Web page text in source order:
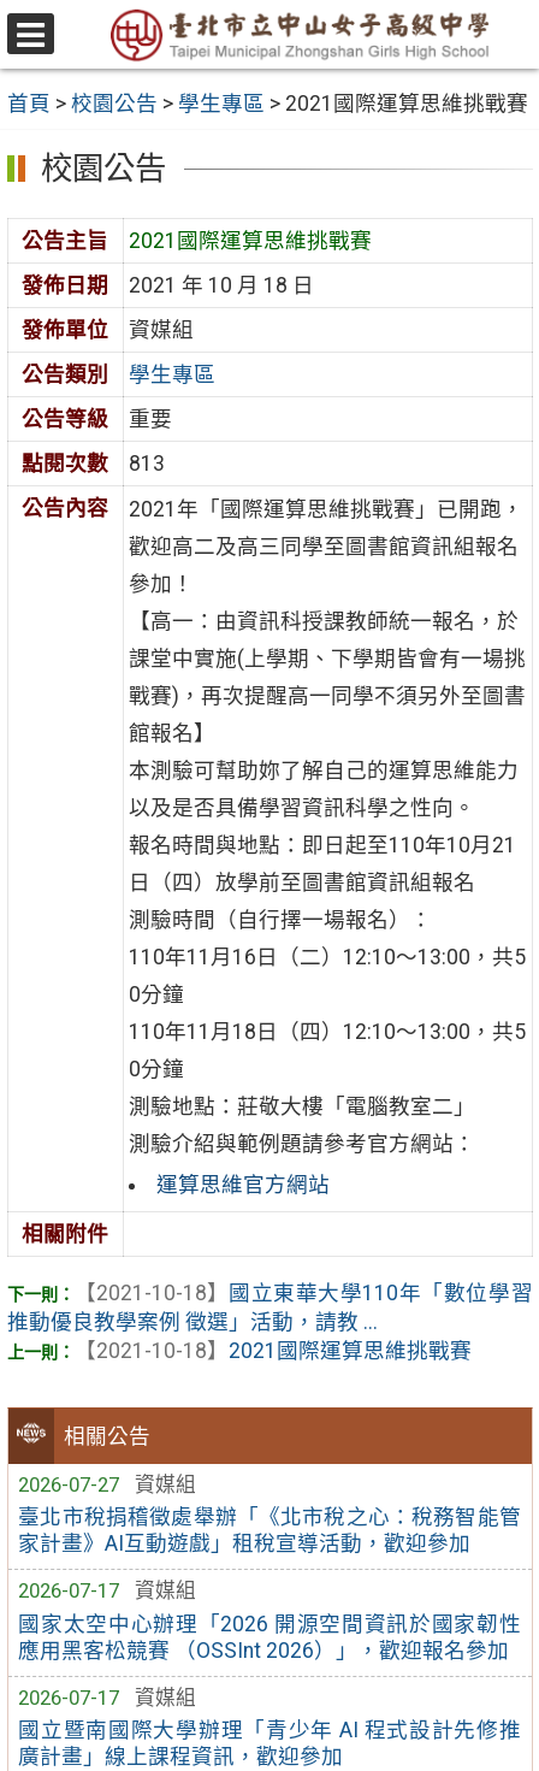
跳
至
要
內
容
區
選
單
首頁 > 校園公告 > 學生專區 > 2021國際運算思維挑戰賽
相關公告
2026-07-27
資媒組
臺北市稅捐稽徵處舉辦「《北市稅之心：稅務智能管
家計畫》AI互動遊戲」租稅宣導活動，歡迎參加
2026-07-17
資媒組
國家太空中心辦理「2026 開源空間資訊於國家韌性
應用黑客松競賽 （OSSInt 2026）」，歡迎報名參加
2026-07-17
資媒組
國立暨南國際大學辦理「青少年 AI 程式設計先修推
廣計畫」線上課程資訊，歡迎參加
校園公告
公告主旨
2021國際運算思維挑戰賽
發佈日期
2021 年 10 月 18 日
發佈單位
資媒組
公告類別
學生專區
公告等級
重要
點閱次數
813
公告內容
2021年「國際運算思維挑戰賽」已開跑，
歡迎高二及高三同學至圖書館資訊組報名
參加！
【高一：由資訊科授課教師統一報名，於
課堂中實施(上學期、下學期皆會有一場挑
戰賽)，再次提醒高一同學不須另外至圖書
館報名】
本測驗可幫助妳了解自己的運算思維能力
以及是否具備學習資訊科學之性向。
報名時間與地點：即日起至110年10月21
日（四）放學前至圖書館資訊組報名
測驗時間（自行擇一場報名）：
110年11月16日（二）12:10～13:00，共5
0分鐘
110年11月18日（四）12:10～13:00，共5
0分鐘
測驗地點：莊敬大樓「電腦教室二」
測驗介紹與範例題請參考官方網站：
運算思維官方網站
相關附件
【2021-10-18】
國立東華大學110年「數位學習
推動優良教學案例 徵選」活動，請教 ...
【2021-10-18】 2021國際運算思維挑戰賽